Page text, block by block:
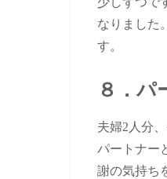
なりました
す。
８．パ
夫婦2人分
パートナー
謝の気持ち